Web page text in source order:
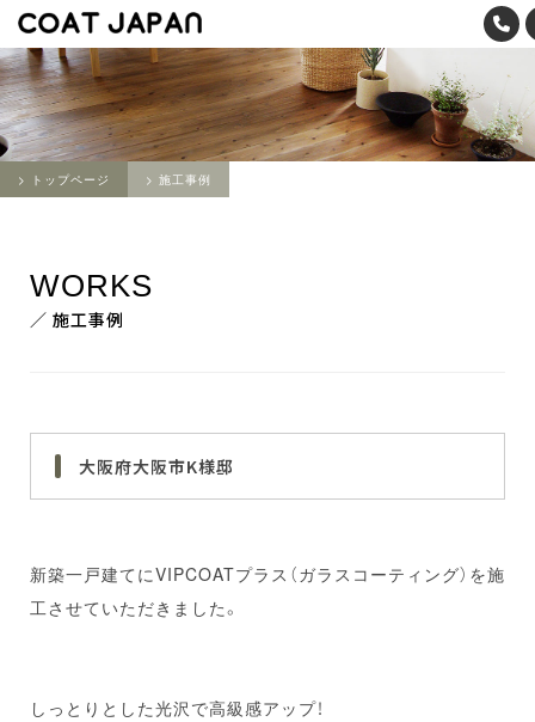
トップページ 施工事例
WORKS
／ 施工事例
大阪府大阪市K様邸
新築一戸建てにVIPCOATプラス（ガラスコーティング）を施
工させていただきました。
しっとりとした光沢で高級感アップ！